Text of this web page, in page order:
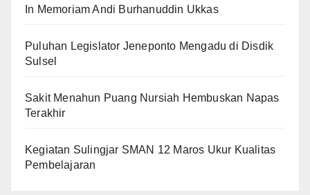
In Memoriam Andi Burhanuddin Ukkas
Puluhan Legislator Jeneponto Mengadu di Disdik
Sulsel
Sakit Menahun Puang Nursiah Hembuskan Napas
Terakhir
Kegiatan Sulingjar SMAN 12 Maros Ukur Kualitas
Pembelajaran